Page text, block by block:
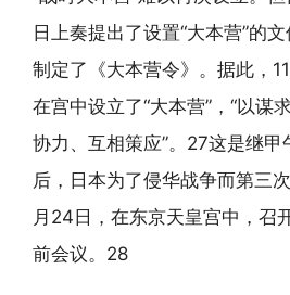
日上奏提出了设置“大本营”的
制定了《大本营令》。据此，
在宫中设立了“大本营”，“以谋
协力、互相策应”。27这是继甲
后，日本为了侵华战争而第三
月24日，在东京天皇宫中，召
前会议。28